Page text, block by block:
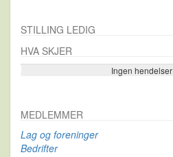
STILLING LEDIG
HVA SKJER
Ingen
Se flere…
MEDLEMMER
Lag og foreninger
Bedrifter